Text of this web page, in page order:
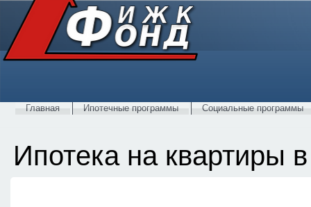
Главная Ипотечные программы Социальные программы
Ипотека на квартиры